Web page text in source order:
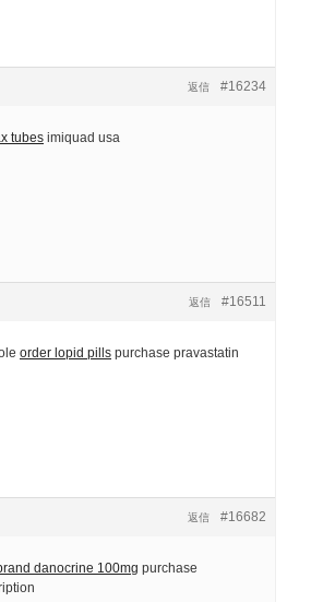
#16234
返信
tubes imiquad usa
#16511
返信
order lopid pills purchase pravastatin
#16682
返信
danocrine 100mg purchase